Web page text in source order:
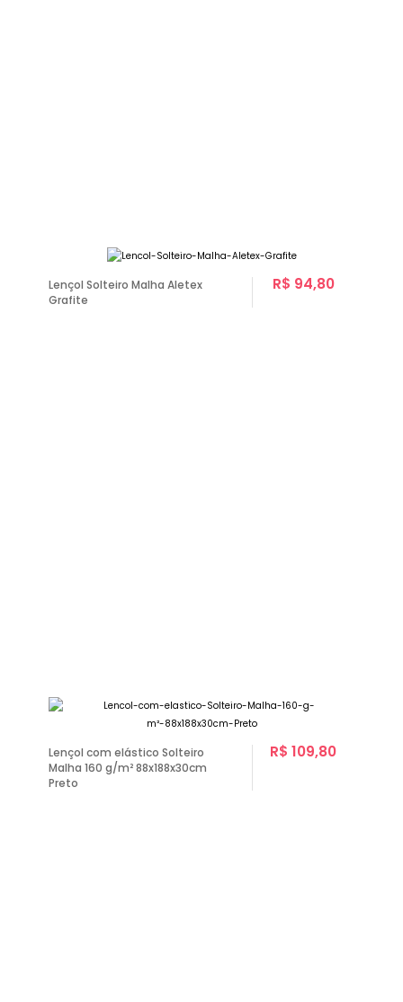
Lençol Solteiro Malha Aletex
Grafite
R$ 94,80
Lençol com elástico Solteiro
Malha 160 g/m² 88x188x30cm
Preto
R$ 109,80